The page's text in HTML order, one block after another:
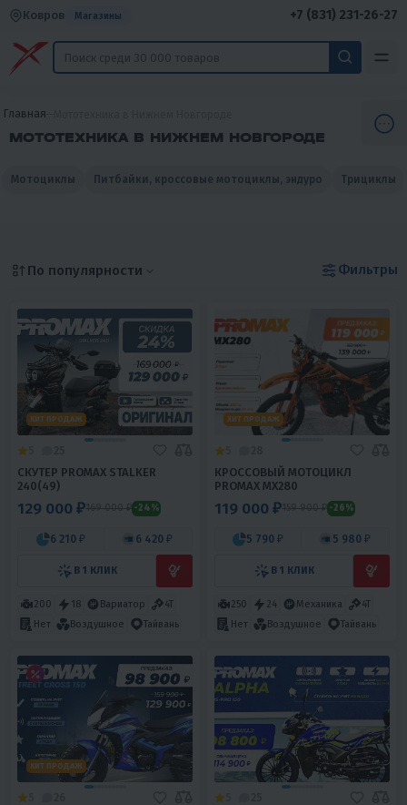
Ковров Магазины +7 (831) 231-26-27
Главная
МОТОТЕХНИКА В НИЖНЕМ НОВГОРОДЕ
Мотоциклы Питбайки, кроссовые мотоциклы, эндуро Трициклы
По популярности Фильтры
ХИТ ПРОДАЖ
СКУТЕР PROMAX STALKER
240(49)
129 000 ₽169 000 ₽ -24%
6 210 ₽ 6 420 ₽
В 1 КЛИК
200 18 Вариатор
4T
Нет
Воздушное Тайвань
ХИТ ПРОДАЖ
КРОССОВЫЙ МОТОЦИКЛ
PROMAX MX280
119 000 ₽159 900 ₽ -26%
5 790 ₽ 5 980 ₽
В 1 КЛИК
250 24 Механика
4T
Нет
Воздушное Тайвань
ХИТ ПРОДАЖ